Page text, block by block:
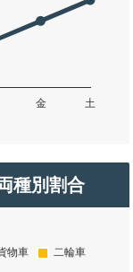
種別割合